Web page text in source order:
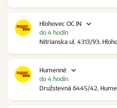
Hlohovec OC IN
Nitrianska ul. 4313/93,
do 4 hodín
Humenné
Družstevná 6445/42,
do 4 hodín